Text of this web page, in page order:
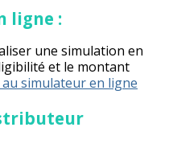
ligne :
une simulation en
et le montant
au simulateur en ligne